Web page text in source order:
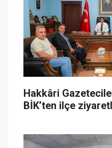
Hakkâri
BİK’ten ilçe